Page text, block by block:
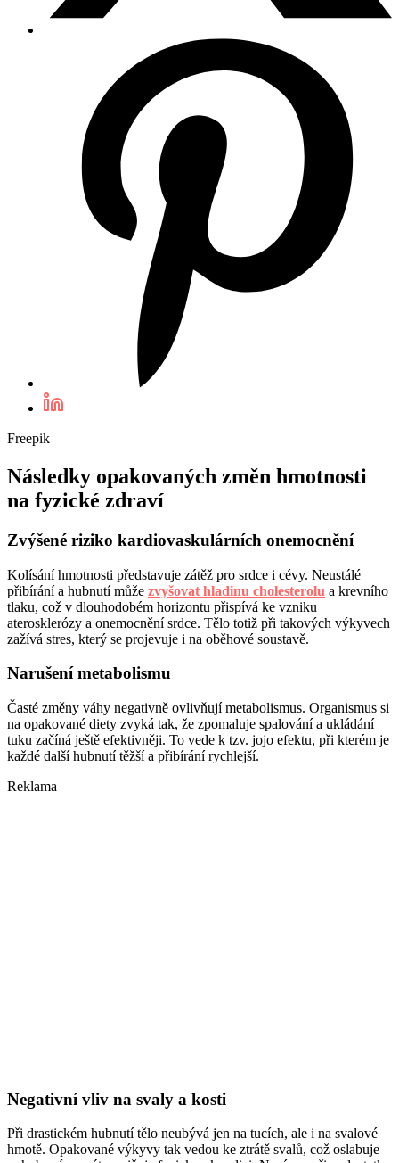
Freepik
Následky opakovaných změn hmotnosti
na fyzické zdraví
Zvýšené riziko kardiovaskulárních onemocnění
Kolísání hmotnosti představuje zátěž pro srdce i cévy. Neustálé
přibírání a hubnutí může zvyšovat hladinu cholesterolu a krevního
tlaku, což v dlouhodobém horizontu přispívá ke vzniku
aterosklerózy a onemocnění srdce. Tělo totiž při takových výkyvech
zažívá stres, který se projevuje i na oběhové soustavě.
Narušení metabolismu
Časté změny váhy negativně ovlivňují metabolismus. Organismus si
na opakované diety zvyká tak, že zpomaluje spalování a ukládání
tuku začíná ještě efektivněji. To vede k tzv. jojo efektu, při kterém je
každé další hubnutí těžší a přibírání rychlejší.
Reklama
Negativní vliv na svaly a kosti
Při drastickém hubnutí tělo neubývá jen na tucích, ale i na svalové
hmotě. Opakované výkyvy tak vedou ke ztrátě svalů, což oslabuje